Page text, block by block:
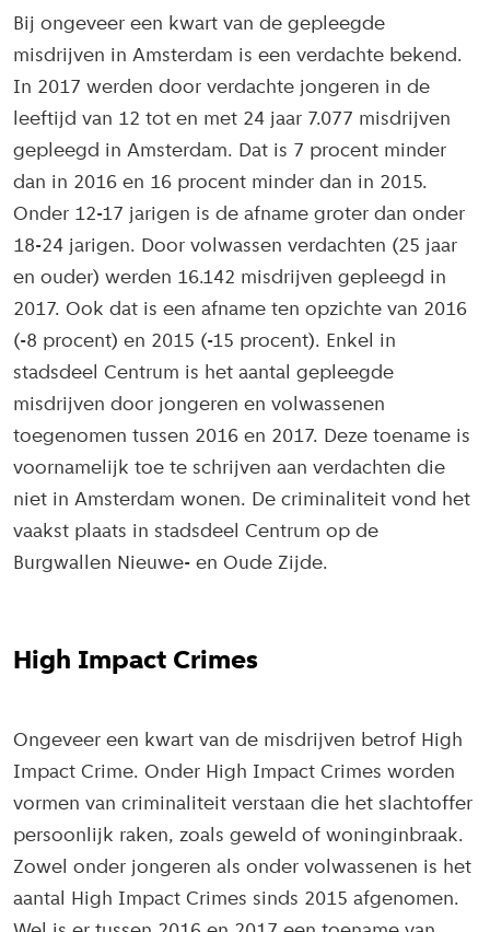
Bij ongeveer een kwart van de gepleegde
misdrijven in Amsterdam is een verdachte bekend.
In 2017 werden door verdachte jongeren in de
leeftijd van 12 tot en met 24 jaar 7.077 misdrijven
gepleegd in Amsterdam. Dat is 7 procent minder
dan in 2016 en 16 procent minder dan in 2015.
Onder 12-17 jarigen is de afname groter dan onder
18-24 jarigen. Door volwassen verdachten (25 jaar
en ouder) werden 16.142 misdrijven gepleegd in
2017. Ook dat is een afname ten opzichte van 2016
(-8 procent) en 2015 (-15 procent). Enkel in
stadsdeel Centrum is het aantal gepleegde
misdrijven door jongeren en volwassenen
toegenomen tussen 2016 en 2017. Deze toename is
voornamelijk toe te schrijven aan verdachten die
niet in Amsterdam wonen. De criminaliteit vond het
vaakst plaats in stadsdeel Centrum op de
Burgwallen Nieuwe- en Oude Zijde.
High Impact Crimes
Ongeveer een kwart van de misdrijven betrof High
Impact Crime. Onder High Impact Crimes worden
vormen van criminaliteit verstaan die het slachtoffer
persoonlijk raken, zoals geweld of woninginbraak.
Zowel onder jongeren als onder volwassenen is het
aantal High Impact Crimes sinds 2015 afgenomen.